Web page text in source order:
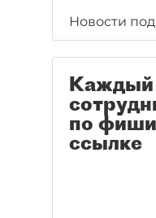
Новости
Каждый
по
ссылке